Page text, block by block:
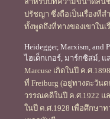
ปรัชญา ซึ่งถือเป็นเรื่องที่
ทั้งพูดถึงที่ทางของเขาใน
Heidegger, Marxism, and
ไฮเด็กเกอร์, มาร์กซิสม์, แ
Marcuse เกิดในปี ค.ศ
ที่ Freiburg (อยู่ทางตะวัน
วรรณคดีในปี ค.ศ.1922 แ
ในปี ค.ศ.1928 เพื่อศึกษา